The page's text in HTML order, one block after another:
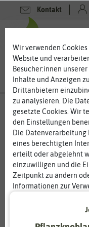
Kontakt
Wir verwenden
Website und
Besucher:innen unserer
Inhalte und Anzeigen
Drittanbietern
zu analysieren. Die
gesetzte Cookies. Wir
den Einstellungen
Die
eines berechtigten
erteilt oder abgelehnt
einzuwilligen und die
Zeitpunkt zu ändern
Informationen zur
Essenziell